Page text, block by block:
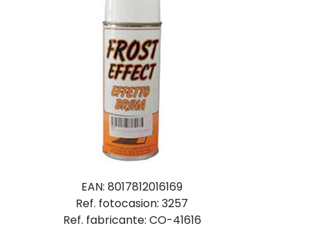
EAN: 8017812016169
Ref. fotocasion: 3257
Ref. fabricante: CO-41616